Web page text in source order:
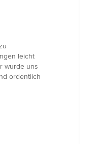
leicht
wurde uns
ordentlich